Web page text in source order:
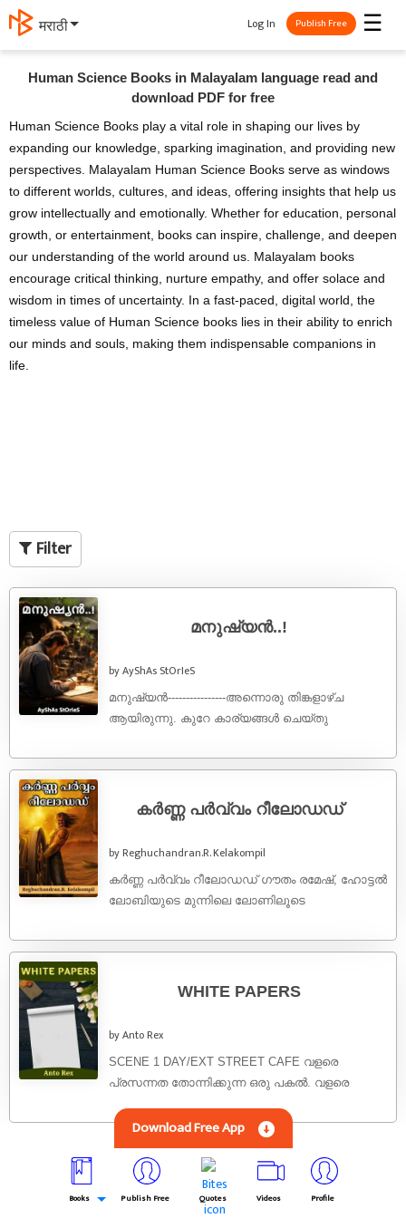
मराठी ☰
Log In Publish Free
Human Science Books in Malayalam language read and
download PDF for free
Human Science Books play a vital role in shaping our lives by
expanding our knowledge, sparking imagination, and providing new
perspectives. Malayalam Human Science Books serve as windows
to different worlds, cultures, and ideas, offering insights that help us
grow intellectually and emotionally. Whether for education, personal
growth, or entertainment, books can inspire, challenge, and deepen
our understanding of the world around us. Malayalam books
encourage critical thinking, nurture empathy, and offer solace and
wisdom in times of uncertainty. In a fast-paced, digital world, the
timeless value of Human Science books lies in their ability to enrich
our minds and souls, making them indispensable companions in
life.
Filter
മനുഷ്യൻ..!
by AyShAs StOrIeS
മനുഷ്യൻ----------------അന്നൊരു തിങ്കളാഴ്ച
ആയിരുന്നു. കുറേ കാര്യങ്ങൾ ചെയ്തു
എഴുന്നേറ്റു. ദിനചര്യങ്ങൾ പെട്ടെന്ന്
കോപ്പികൾ എടുത്തുകൊണ്ട് ഞാൻ ...
കർണ്ണ പർവ്വം റീലോഡഡ്
by Reghuchandran.R. Kelakompil
കർണ്ണ പർവ്വം റീലോഡഡ് ഗൗതം രമേഷ്, ഹോട്ടൽ
ലോബിയുടെ മുന്നിലെ ലോണിലൂടെ
അസ്വസ്ഥനായിരുന്നെങ്കിലും, ചുണ്ടിന്റെ
WHITE PAPERS
by Anto Rex
SCENE 1 DAY/EXT STREET CAFE വളരെ
പ്രസന്നത തോന്നിക്കുന്ന ഒരു പകൽ. വളരെ
പ്രീമിയം ലുക്കുള്ള ഒരു ...
Download Free App
Books Publish Free Quotes Videos Profile